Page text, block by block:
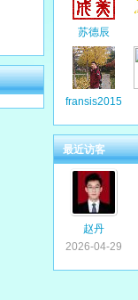
苏德辰
fransis2015
最近访客
赵丹
2026-04-29